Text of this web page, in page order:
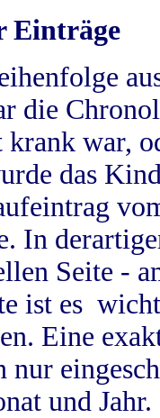
Einträge
die
krank war,
das
In
Seite -
ist es
Eine
nur
und Jahr.